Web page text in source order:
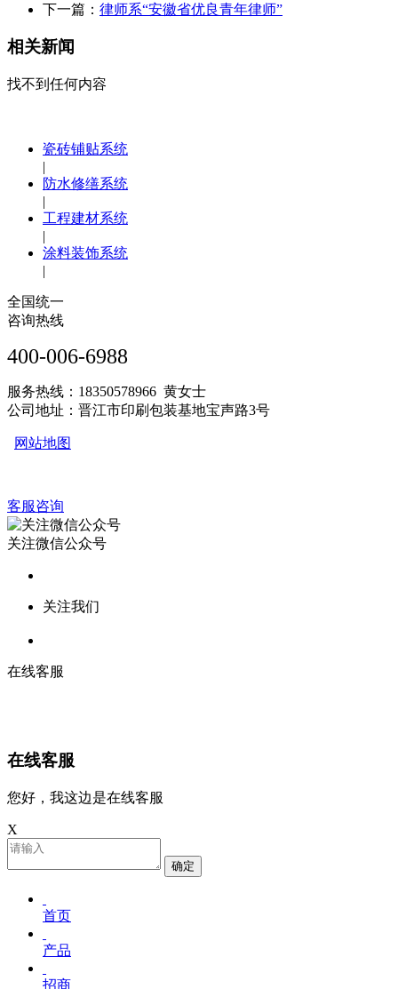
下一篇： 律师系“安徽省优良青年律师”
相关新闻
找不到任何内容
瓷砖铺贴系统
|
防水修缮系统
|
工程建材系统
|
涂料装饰系统
|
全国统一
咨询热线
400-006-6988
服务热线：18350578966 黄女士
公司地址：晋江市印刷包装基地宝声路3号
网站地图
客服咨询
关注微信公众号
关注我们
在线客服
在线客服
您好，我这边是在线客服
X
确定
首页
产品
招商